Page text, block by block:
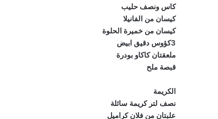
كاس ونصف حليب
كيسان من الفانيلا
كيسان من خميرة الحلوة
3كؤوس دقيق ابيض
ملعقتان كاكاو بودرة
قبصة ملح
الكريمة
نصف لتر كريمة سائلة
علبتان من فلان كراميل